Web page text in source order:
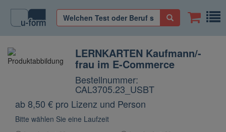
LERNKARTEN Kaufmann/-
frau im E-Commerce
Bestellnummer:
CAL3705.23_USBT
ab 8,50 € pro Lizenz und Person
Bitte wählen Sie eine Laufzeit